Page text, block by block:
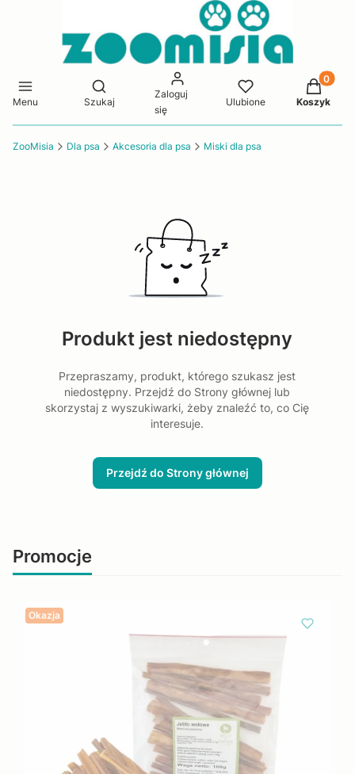
Menu
Otwórz wyszukiwarkę
Szukaj
Zaloguj
się
Ulubione Koszyk
ZooMisia Dla psa Akcesoria dla psa Miski dla psa
Produkt jest niedostępny
Przepraszamy, produkt, którego szukasz jest
niedostępny. Przejdź do Strony głównej lub
skorzystaj z wyszukiwarki, żeby znaleźć to, co Cię
interesuje.
Przejdź do Strony głównej
Promocje
Okazja